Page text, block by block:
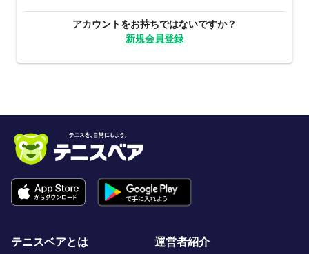
アカウントをお持ちではないですか？
新規会員登録
テニスベアとは 運営者紹介